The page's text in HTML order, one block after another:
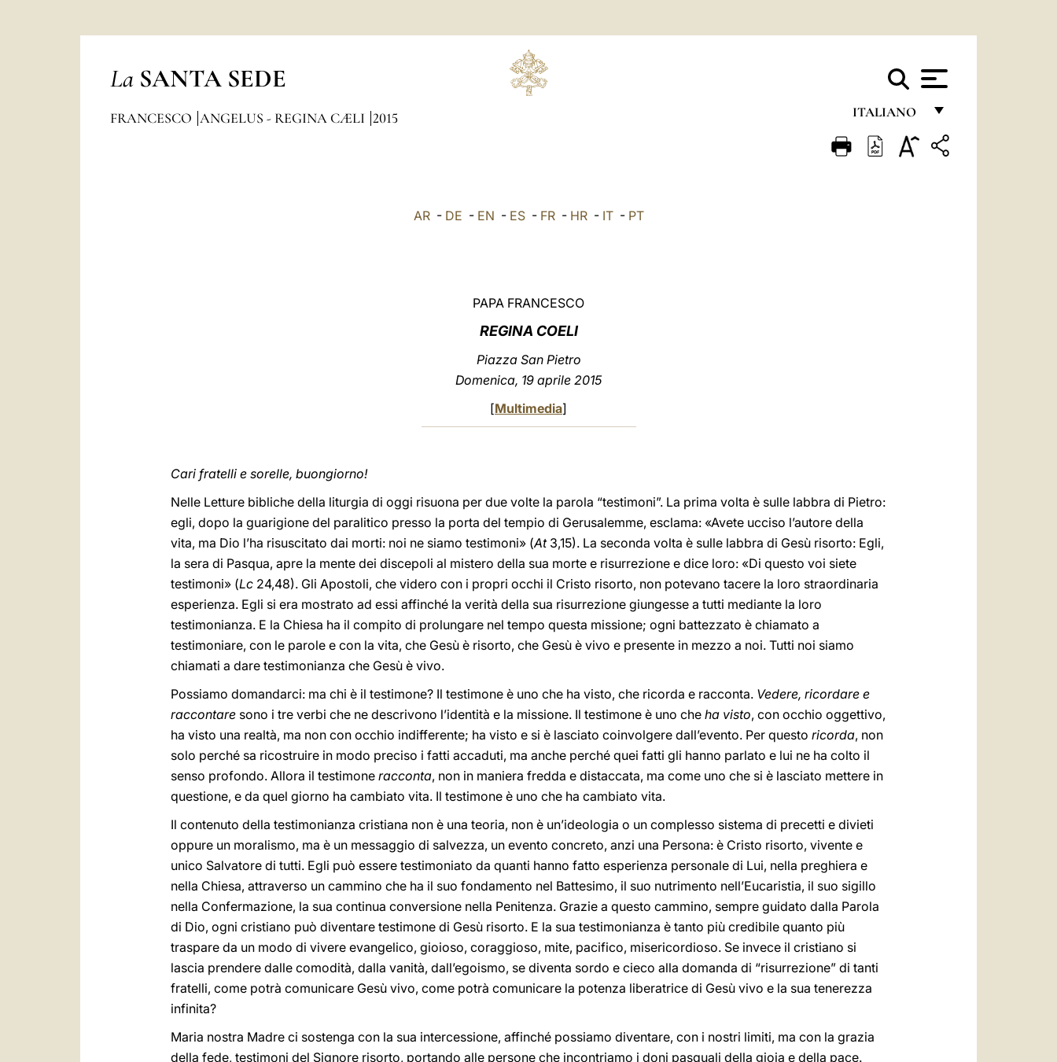
La SANTA SEDE
ITALIANO
FRANÇAIS
FRANCESCO ANGELUS - REGINA CÆLI 2015
AR- DE - EN - ES- FR- HR- IT- PT
PAPA FRANCESCO
REGINA COELI
Piazza San Pietro
Domenica, 19 aprile 2015
[Multimedia]
Cari fratelli e sorelle, buongiorno!
Nelle Letture bibliche della liturgia di oggi risuona per due volte la parola “testimoni”. La prima volta è sulle labbra di Pietro:
egli, dopo la guarigione del paralitico presso la porta del tempio di Gerusalemme, esclama: «Avete ucciso l’autore della
vita, ma Dio l’ha risuscitato dai morti: noi ne siamo testimoni» (At3,15). La seconda volta è sulle labbra di Gesù risorto: Egli,
la sera di Pasqua, apre la mente dei discepoli al mistero della sua morte e risurrezione e dice loro: «Di questo voi siete
testimoni» (Lc 24,48). Gli Apostoli, che videro con i propri occhi il Cristo risorto, non potevano tacere la loro straordinaria
esperienza. Egli si era mostrato ad essi affinché la verità della sua risurrezione giungesse a tutti mediante la loro
testimonianza. E la Chiesa ha il compito di prolungare nel tempo questa missione; ogni battezzato è chiamato a
testimoniare, con le parole e con la vita, che Gesù è risorto, che Gesù è vivo e presente in mezzo a noi. Tutti noi siamo
chiamati a dare testimonianza che Gesù è vivo.
Possiamo domandarci: ma chi è il testimone? Il testimone è uno che ha visto, che ricorda e racconta. Vedere, ricordare e
raccontare sono i tre verbi che ne descrivono l’identità e la missione. Il testimone è uno che ha visto, con occhio oggettivo,
ha visto una realtà, ma non con occhio indifferente; ha visto e si è lasciato coinvolgere dall’evento. Per questo ricorda, non
solo perché sa ricostruire in modo preciso i fatti accaduti, ma anche perché quei fatti gli hanno parlato e lui ne ha colto il
senso profondo. Allora il testimone racconta, non in maniera fredda e distaccata, ma come uno che si è lasciato mettere in
questione, e da quel giorno ha cambiato vita. Il testimone è uno che ha cambiato vita.
Il contenuto della testimonianza cristiana non è una teoria, non è un’ideologia o un complesso sistema di precetti e divieti
oppure un moralismo, ma è un messaggio di salvezza, un evento concreto, anzi una Persona: è Cristo risorto, vivente e
unico Salvatore di tutti. Egli può essere testimoniato da quanti hanno fatto esperienza personale di Lui, nella preghiera e
nella Chiesa, attraverso un cammino che ha il suo fondamento nel Battesimo, il suo nutrimento nell’Eucaristia, il suo sigillo
nella Confermazione, la sua continua conversione nella Penitenza. Grazie a questo cammino, sempre guidato dalla Parola
di Dio, ogni cristiano può diventare testimone di Gesù risorto. E la sua testimonianza è tanto più credibile quanto più
traspare da un modo di vivere evangelico, gioioso, coraggioso, mite, pacifico, misericordioso. Se invece il cristiano si
lascia prendere dalle comodità, dalla vanità, dall’egoismo, se diventa sordo e cieco alla domanda di “risurrezione” di tanti
fratelli, come potrà comunicare Gesù vivo, come potrà comunicare la potenza liberatrice di Gesù vivo e la sua tenerezza
infinita?
Maria nostra Madre ci sostenga con la sua intercessione, affinché possiamo diventare, con i nostri limiti, ma con la grazia
della fede, testimoni del Signore risorto, portando alle persone che incontriamo i doni pasquali della gioia e della pace.